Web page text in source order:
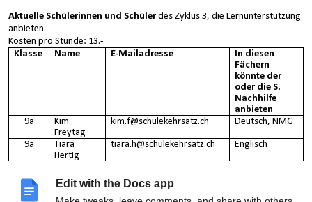
Edit with the Docs app
Aktuelle Schülerinnen und Schülerdes Zyklus 3, die Lernunterstützung
anbieten.
Kosten pro Stunde: 13.-
Klasse
Name E-Mailadresse
In diesen
Fächern
könnte der
oder die S.
Nachhilfe
anbieten
9a
Kim
Freytag
kim.f@schulekehrsatz.ch Deutsch, NMG
9a
Tiara
Hertig
tiara.h@schulekehrsatz.ch Englisch